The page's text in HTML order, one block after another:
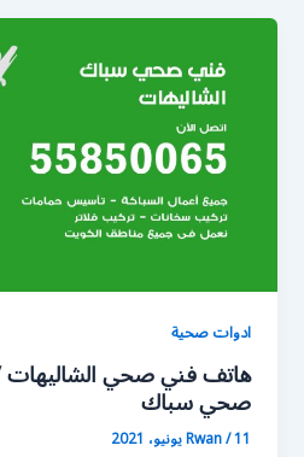
ادوات صحية
صحي سباك
Rwan/11 يونيو، 2021